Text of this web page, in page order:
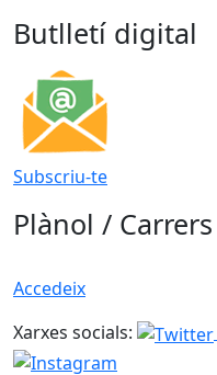
Butlletí digital
Subscriu-te
Plànol / Carrers
Accedeix
Xarxes socials: